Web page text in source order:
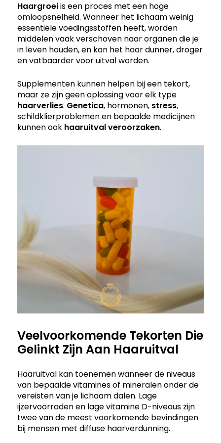
Haargroeiis een proces met een hoge
omloopsnelheid. Wanneer het lichaam weinig
essentiële voedingsstoffen heeft, worden
middelen vaak verschoven naar organen die je
in leven houden, en kan het haar dunner, droger
en vatbaarder voor uitval worden.
Supplementen kunnen helpen bij een tekort,
maar ze zijn geen oplossing voor elk type
haarverlies. Genetica, hormonen, stress,
schildklierproblemen en bepaalde medicijnen
kunnen ook haaruitvalveroorzaken.
Veelvoorkomende Tekorten Die
Gelinkt Zijn Aan Haaruitval
Haaruitval kan toenemen wanneer de niveaus
van bepaalde vitamines of mineralen onder de
vereisten van je lichaam dalen. Lage
ijzervoorraden en lage vitamine D-niveaus zijn
twee van de meest voorkomende bevindingen
bij mensen met diffuse haarverdunning.